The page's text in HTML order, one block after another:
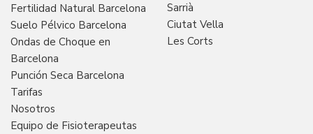
Fertilidad Natural Barcelona
Suelo Pélvico Barcelona
Ondas de Choque en
Barcelona
Punción Seca Barcelona
Tarifas
Nosotros
Equipo de Fisioterapeutas
Sarrià
Ciutat Vella
Les Corts